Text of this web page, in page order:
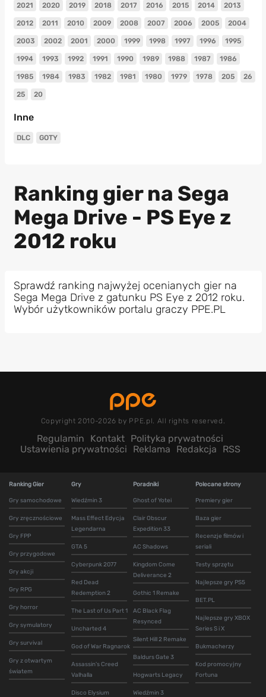
2021 2020 2019 2018 2017 2016 2015 2014 2013
2012 2011 2010 2009 2008 2007 2006 2005 2004
2003 2002 2001 2000 1999 1998 1997 1996 1995
1994 1993 1992 1991 1990 1989 1988 1987 1986
1985 1984 1983 1982 1981 1980 1979 1978 205 26
25 20
Inne
DLC GOTY
Ranking gier na Sega
Mega Drive - PS Eye z
2012 roku
Sprawdź ranking najwyżej ocenianych gier na
Sega Mega Drive z gatunku PS Eye z 2012 roku.
Wybór użytkowników portalu graczy PPE.PL
Copyright 2010-2026 by PPE.pl. All rights reserved.
Regulamin Kontakt Polityka prywatności
Ustawienia prywatności
Reklama Redakcja RSS
Ranking Gier
Gry samochodowe
Gry zręcznościowe
Gry FPP
Gry przygodowe
Gry akcji
Gry RPG
Gry horror
Gry symulatory
Gry survival
Gry z otwartym
światem
Gry
Wiedźmin 3
Mass Effect Edycja
Legendarna
GTA 5
Cyberpunk 2077
Red Dead
Redemption 2
The Last of Us Part 1
Uncharted 4
God of War Ragnarok
Assassin's Creed
Valhalla
Disco Elysium
Poradniki
Ghost of Yotei
Clair Obscur
Expedition 33
AC Shadows
Kingdom Come
Deliverance 2
Gothic 1 Remake
AC Black Flag
Resynced
Silent Hill 2 Remake
Baldurs Gate 3
Hogwarts Legacy
Wiedźmin 3
Polecane strony
Premiery gier
Baza gier
Recenzje filmów i
seriali
Testy sprzętu
Najlepsze gry PS5
BET.PL
Najlepsze gry XBOX
Series S i X
Bukmacherzy
Kod promocyjny
Fortuna